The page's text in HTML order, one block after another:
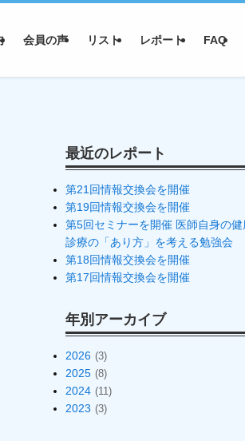
会員の声 リスト レポート FAQ
最近のレポート
第21回情報交換会を開催
第19回情報交換会を開催
第5回セミナーを開催 医師自身の健
診療の「あり方」を考える勉強会
第18回情報交換会を開催
第17回情報交換会を開催
年別アーカイブ
2026 (3)
2025 (8)
2024 (11)
2023 (3)